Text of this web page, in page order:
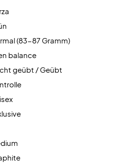
(83-87 Gramm)
balance
geübt / Geübt